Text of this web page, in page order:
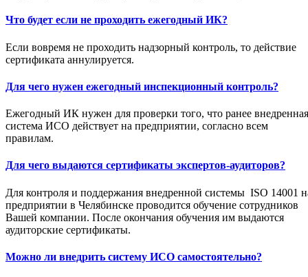
Что будет если не проходить ежегодный ИК?
Если вовремя не проходить надзорный контроль, то действие
сертификата аннулируется.
Для чего нужен ежегодный инспекционный контроль?
Ежегодный ИК нужен для проверки того, что ранее внедренная
система ИСО действует на предприятии, согласно всем
правилам.
Для чего выдаются сертификаты экспертов-аудиторов?
Для контроля и поддержания внедренной системы ISO 14001
предприятии в Челябинске проводится обучение сотрудников
Вашей компании. После окончания обучения им выдаются
аудиторские сертификаты.
Можно ли внедрить систему ИСО самостоятельно?